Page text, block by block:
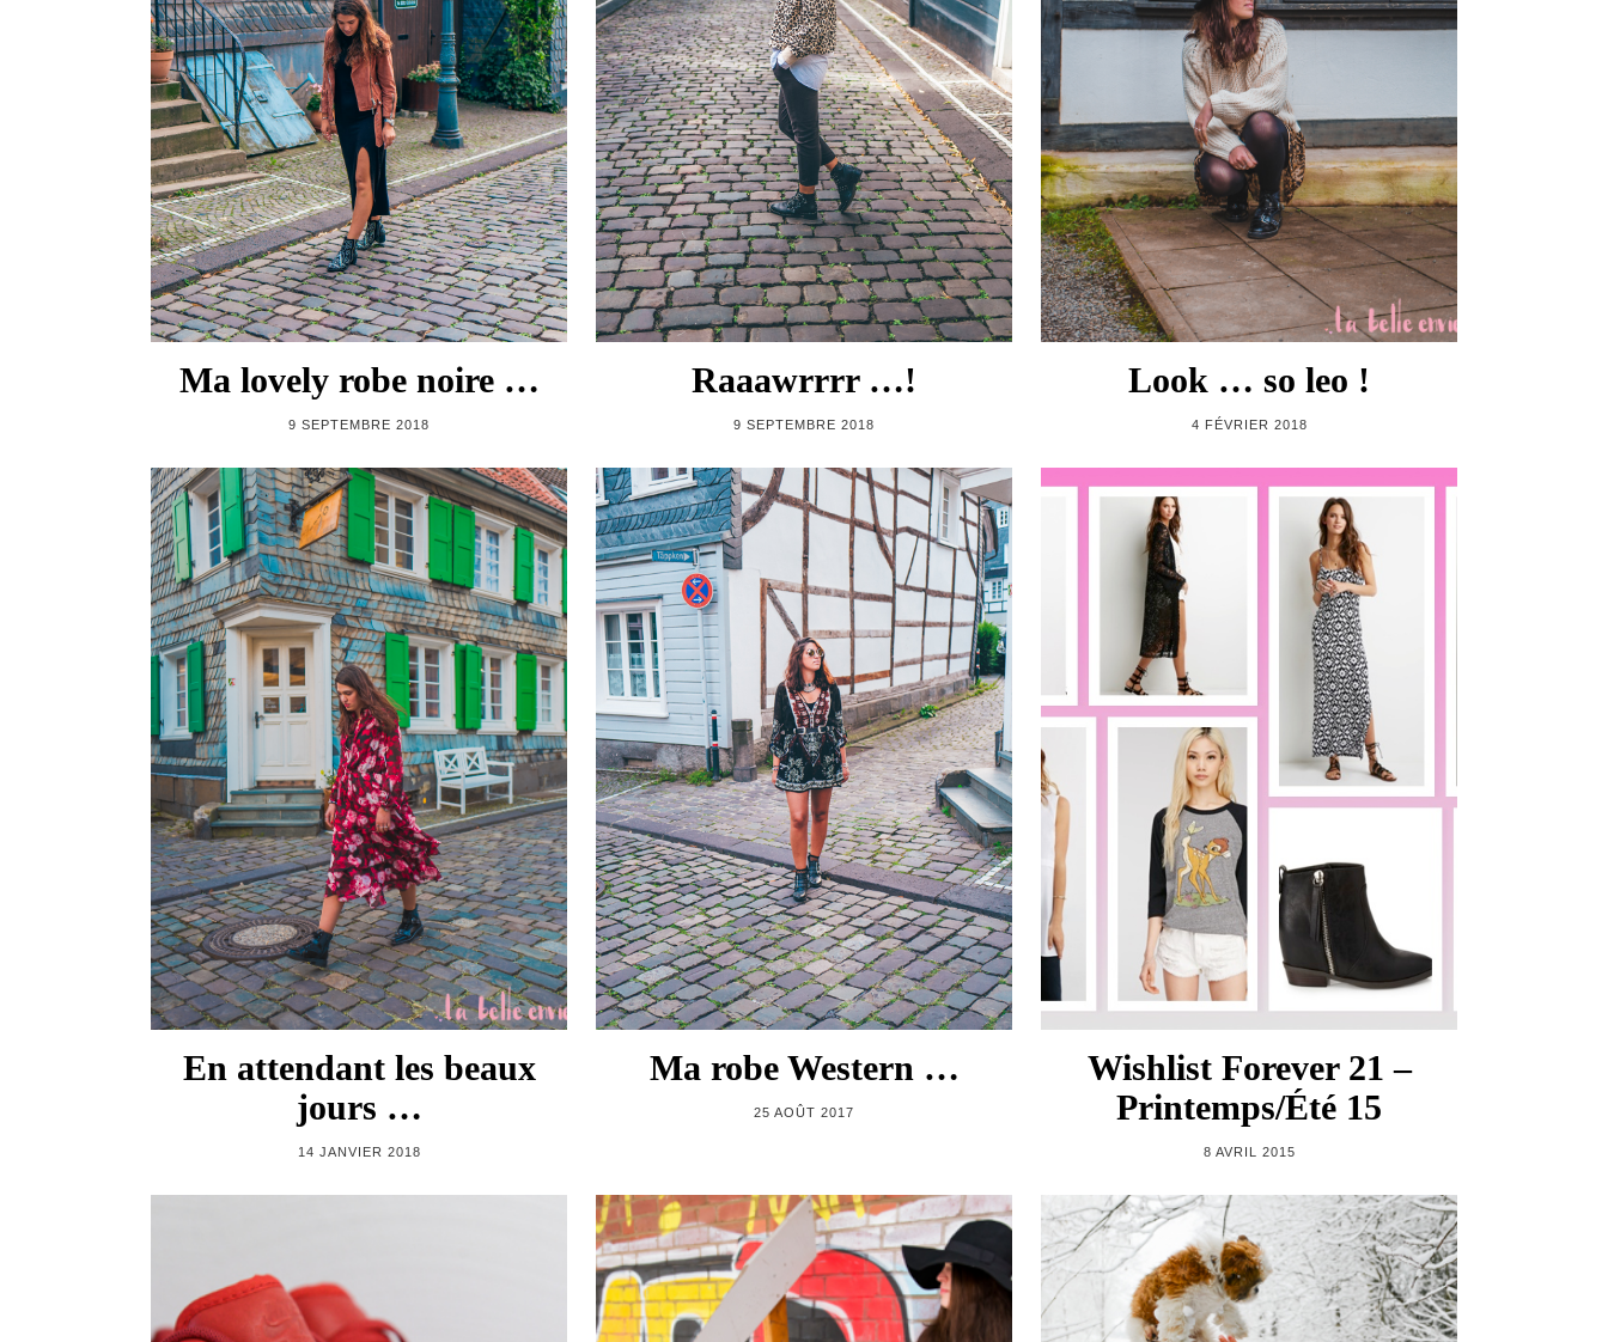
Ma lovely robe noire …
9 SEPTEMBRE 2018
Raaawrrrr …!
9 SEPTEMBRE 2018
Look … so leo !
4 FÉVRIER 2018
En attendant les beaux
jours …
14 JANVIER 2018
Ma robe Western …
25 AOÛT 2017
Wishlist Forever 21 –
Printemps/Été 15
8 AVRIL 2015